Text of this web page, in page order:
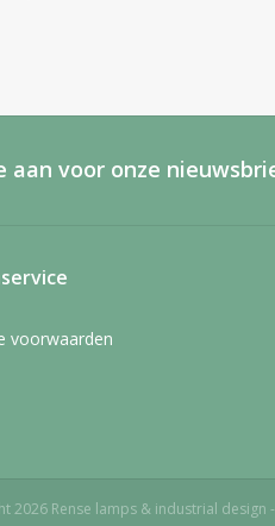
aan voor onze
voorwaarden
2026 Rense lamps & industrial design